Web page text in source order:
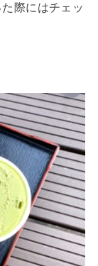
際にはチェッ